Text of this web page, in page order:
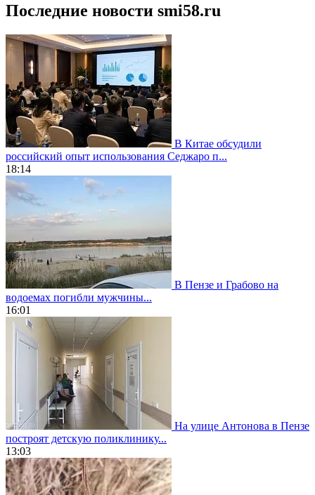
Последние новости smi58.ru
В Китае обсудили
российский опыт использования Седжаро п...
18:14
В Пензе и Грабово на
водоемах погибли мужчины...
16:01
На улице Антонова в Пензе
построят детскую поликлинику...
13:03